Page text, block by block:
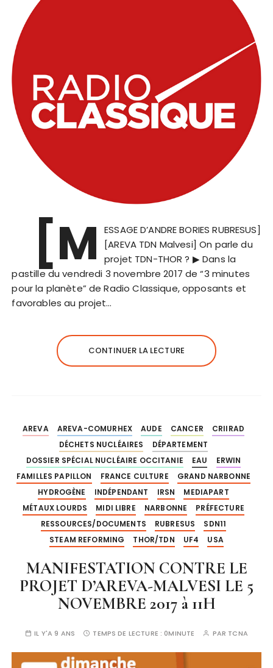
[M
ESSAGE D’ANDRE BORIES RUBRESUS]
[AREVA TDN Malvesi] On parle du
projet TDN-THOR ? ▶︎ Dans la
pastille du vendredi 3 novembre 2017 de “3 minutes
pour la planète” de Radio Classique, opposants et
favorables au projet…
CONTINUER LA LECTURE
AREVA AREVA-COMURHEX AUDE CANCER
CRIIRAD
DÉCHETS NUCLÉAIRES
DÉPARTEMENT
DOSSIER SPÉCIAL NUCLÉAIRE OCCITANIE
EAU
ERWIN
FAMILLES PAPILLON
FRANCE CULTURE
GRAND NARBONNE
HYDROGÈNE
INDÉPENDANT IRSN
MEDIAPART
MÉTAUX LOURDS
MIDI LIBRE NARBONNE
PRÉFECTURE
RESSOURCES/DOCUMENTS
RUBRESUS
SDN11
STEAM REFORMING
THOR/TDN UF4 USA
MANIFESTATION CONTRE LE
PROJET D’AREVA-MALVESI LE 5
NOVEMBRE 2017 à 11H
IL Y'A 9 ANS TEMPS DE LECTURE : 0MINUTE PAR TCNA